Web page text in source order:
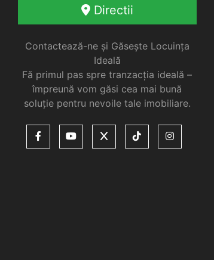
Directii
Contactează-ne și Găsește Locuința
Ideală
Fă primul pas spre tranzacția ideală –
împreună vom găsi cea mai bună
soluție pentru nevoile tale imobiliare.